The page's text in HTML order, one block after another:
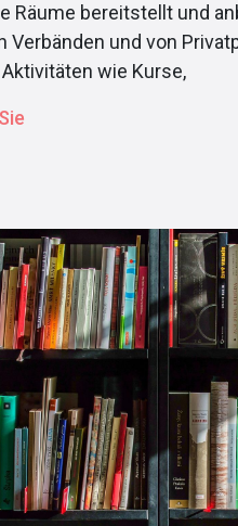
Räume bereitstellt und
Verbänden und von
wie Kurse,